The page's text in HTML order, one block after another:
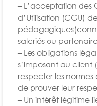
– L’acceptation des
d’Utilisation (CGU)
salariés ou
– Les obligations
s’imposant au
respecter les
de prouver leur
– Un intérêt légitime